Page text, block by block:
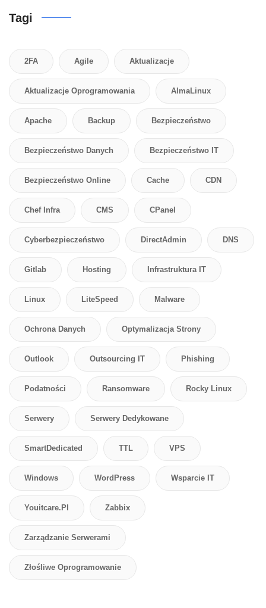
Tagi
2FA Agile Aktualizacje
Aktualizacje Oprogramowania AlmaLinux
Apache Backup Bezpieczeństwo
Bezpieczeństwo Danych Bezpieczeństwo IT
Bezpieczeństwo Online Cache CDN
Chef Infra CMS CPanel
Cyberbezpieczeństwo DirectAdmin DNS
Gitlab Hosting Infrastruktura IT
Linux LiteSpeed Malware
Ochrona Danych Optymalizacja Strony
Outlook Outsourcing IT Phishing
Podatności Ransomware Rocky Linux
Serwery Serwery Dedykowane
SmartDedicated TTL VPS
Windows WordPress Wsparcie IT
Youitcare.pl Zabbix
Zarządzanie Serwerami
Złośliwe Oprogramowanie